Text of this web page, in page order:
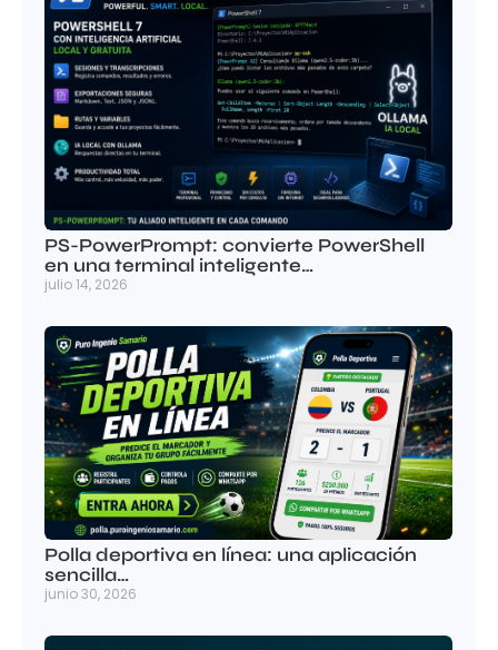
PS-PowerPrompt: convierte PowerShell
en una terminal inteligente…
julio 14, 2026
Polla deportiva en línea: una aplicación
sencilla…
junio 30, 2026